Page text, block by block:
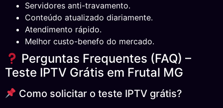
Servidores anti-travamento.
Conteúdo atualizado diariamente.
Atendimento rápido.
Melhor custo-benefo do mercado.
Perguntas Frequentes (FAQ) –
Teste IPTV Grátis em Frutal MG
Como solicitar o teste IPTV grátis?